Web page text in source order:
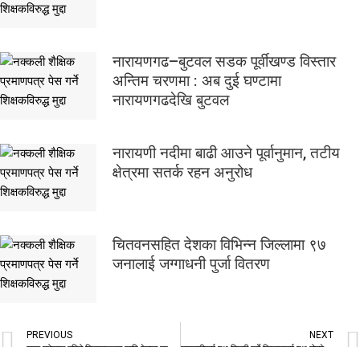
नारायणगढ–बुटवल सडक पूर्वीखण्ड विस्तार
अन्तिम चरणमा : अब दुई घण्टामा
नारायणगढदेखि बुटवल
नारायणी नदीमा बाढी आउने पूर्वानुमान, तटीय
क्षेत्रमा सतर्क रहन अनुरोध
चितवनसहित देशका विभिन्न जिल्लामा ९७
जनालाई जग्गाधनी पुर्जा वितरण
PREVIOUS NEXT